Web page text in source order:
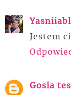
Jestem
Gosia